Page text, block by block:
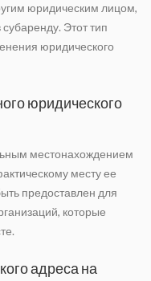
юридическим лицом,
Этот тип
юридического
юридического
местонахождением
месту ее
предоставлен для
которые
адреса на